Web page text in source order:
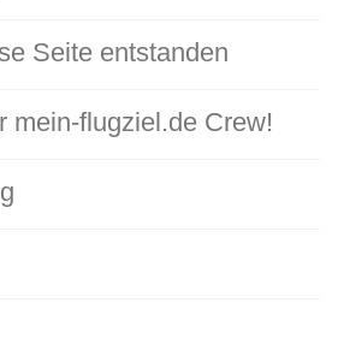
Seite entstanden
mein-flugziel.de Crew!